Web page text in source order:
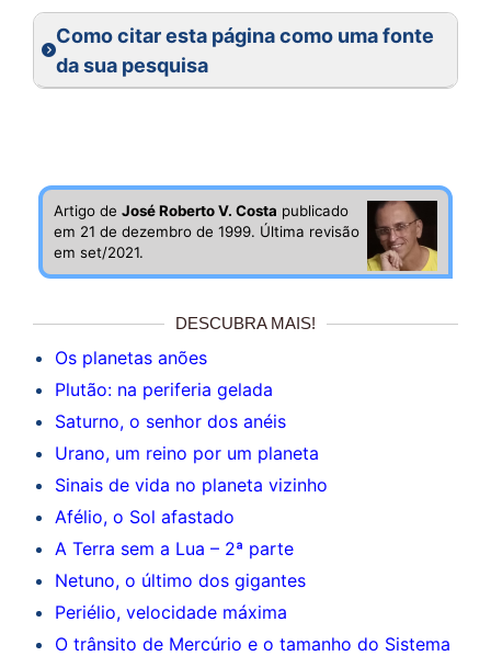
Como citar esta página como uma fonte
da sua pesquisa
Artigo deJosé Roberto V. Costa publicado
em 21 de dezembro de 1999. Última revisão
em set/2021.
DESCUBRA MAIS!
Os planetas anões
Plutão: na periferia gelada
Saturno, o senhor dos anéis
Urano, um reino por um planeta
Sinais de vida no planeta vizinho
Afélio, o Sol afastado
A Terra sem a Lua – 2ª parte
Netuno, o último dos gigantes
Periélio, velocidade máxima
O trânsito de Mercúrio e o tamanho do Sistema